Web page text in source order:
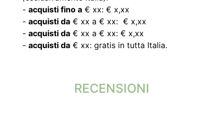
- acquisti fino a € xx: € x,xx
- acquisti da € xx a € xx: € x,xx
- acquisti da € xx a € xx: € x,xx
- acquisti da € xx: gratis in tutta Italia.
RECENSIONI